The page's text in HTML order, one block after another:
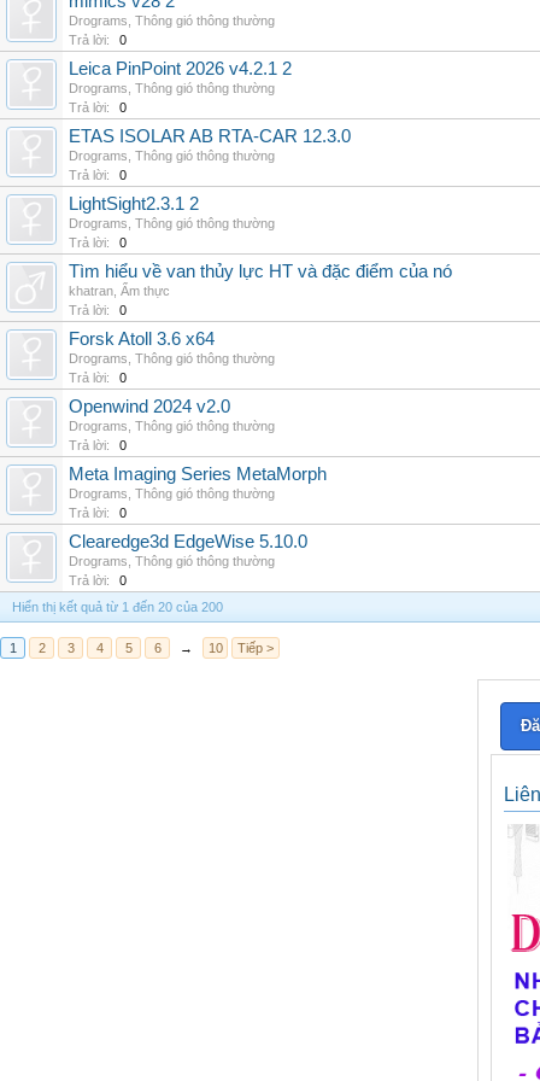
Drograms Thông gió thông thường
Trả lời:
0
Leica PinPoint 2026 v4.2.1 2
Drograms Thông gió thông thường
Trả lời:
0
ETAS ISOLAR AB RTA-CAR 12.3.0
Drograms Thông gió thông thường
Trả lời:
0
LightSight2.3.1 2
Drograms Thông gió thông thường
Trả lời:
0
Tìm hiểu về van thủy lực HT và đặc điểm của nó
khatran Ẩm thực
Trả lời:
0
Forsk Atoll 3.6 x64
Drograms Thông gió thông thường
Trả lời:
0
Openwind 2024 v2.0
Drograms Thông gió thông thường
Trả lời:
0
Meta Imaging Series MetaMorph
Drograms Thông gió thông thường
Trả lời:
0
Clearedge3d EdgeWise 5.10.0
Drograms Thông gió thông thường
Trả lời:
0
Hiển thị kết quả từ 1 đến 20 của 200
1 2 3 4 5 6 → 10 Tiếp >